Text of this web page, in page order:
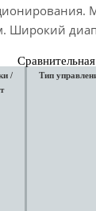
Широкий
/
Тип